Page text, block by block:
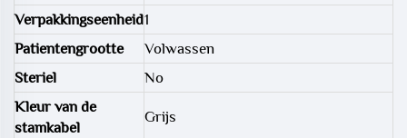
Verpakkingseenheid1
Patientengrootte
Volwassen
Steriel
No
Kleur van de
stamkabel
Grijs